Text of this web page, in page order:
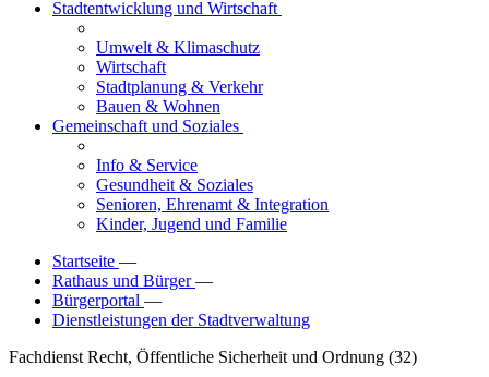
Stadtentwicklung und Wirtschaft
Umwelt & Klimaschutz
Wirtschaft
Stadtplanung & Verkehr
Bauen & Wohnen
Gemeinschaft und Soziales
Info & Service
Gesundheit & Soziales
Senioren, Ehrenamt & Integration
Kinder, Jugend und Familie
Startseite —
Rathaus und Bürger—
Bürgerportal —
Dienstleistungen der Stadtverwaltung
Fachdienst Recht, Öffentliche Sicherheit und Ordnung (32)